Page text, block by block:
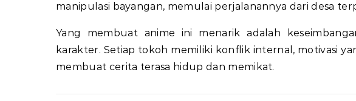
manipulasi bayangan, memulai perjalanannya dari desa
Yang membuat anime ini menarik adalah
karakter. Setiap tokoh memiliki konflik internal, motivasi
membuat cerita terasa hidup dan memikat.